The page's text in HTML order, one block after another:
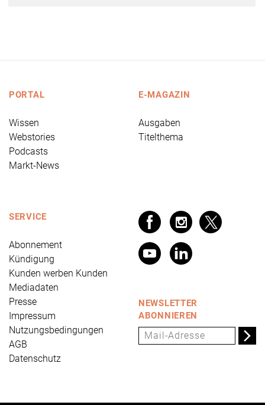
PORTAL
Wissen
Webstories
Podcasts
Markt-News
E-MAGAZIN
Ausgaben
Titelthema
SERVICE
Abonnement
Kündigung
Kunden werben Kunden
Mediadaten
Presse
Impressum
Nutzungsbedingungen
AGB
Datenschutz
NEWSLETTER
ABONNIEREN